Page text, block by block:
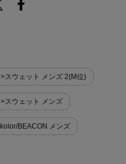
スウェット メンズ 2(M位)
スウェット メンズ
kolor/BEACON メンズ